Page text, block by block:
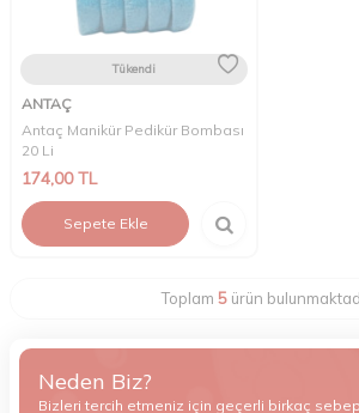
Tükendi
ANTAÇ
Antaç Manikür Pedikür Bombası
20 Li
174,00TL
Sepete Ekle
Toplam 5 ürün
Neden Biz?
Bizleri tercih etmeniz için geçerli birkaç sebep.